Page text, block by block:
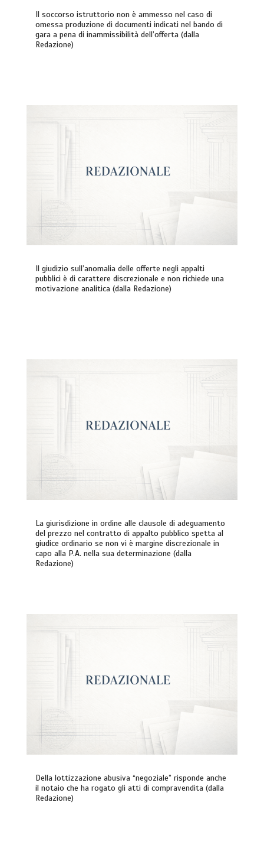
Il soccorso istruttorio non è ammesso nel caso di
omessa produzione di documenti indicati nel bando di
gara a pena di inammissibilità dell’offerta (dalla
Redazione)
Il giudizio sull’anomalia delle offerte negli appalti
pubblici è di carattere discrezionale e non richiede una
motivazione analitica (dalla Redazione)
La giurisdizione in ordine alle clausole di adeguamento
del prezzo nel contratto di appalto pubblico spetta al
giudice ordinario se non vi è margine discrezionale in
capo alla P.A. nella sua determinazione (dalla
Redazione)
Della lottizzazione abusiva “negoziale” risponde anche
il notaio che ha rogato gli atti di compravendita (dalla
Redazione)